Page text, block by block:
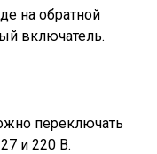
на обратной
включатель.
переключать
и 220 В.